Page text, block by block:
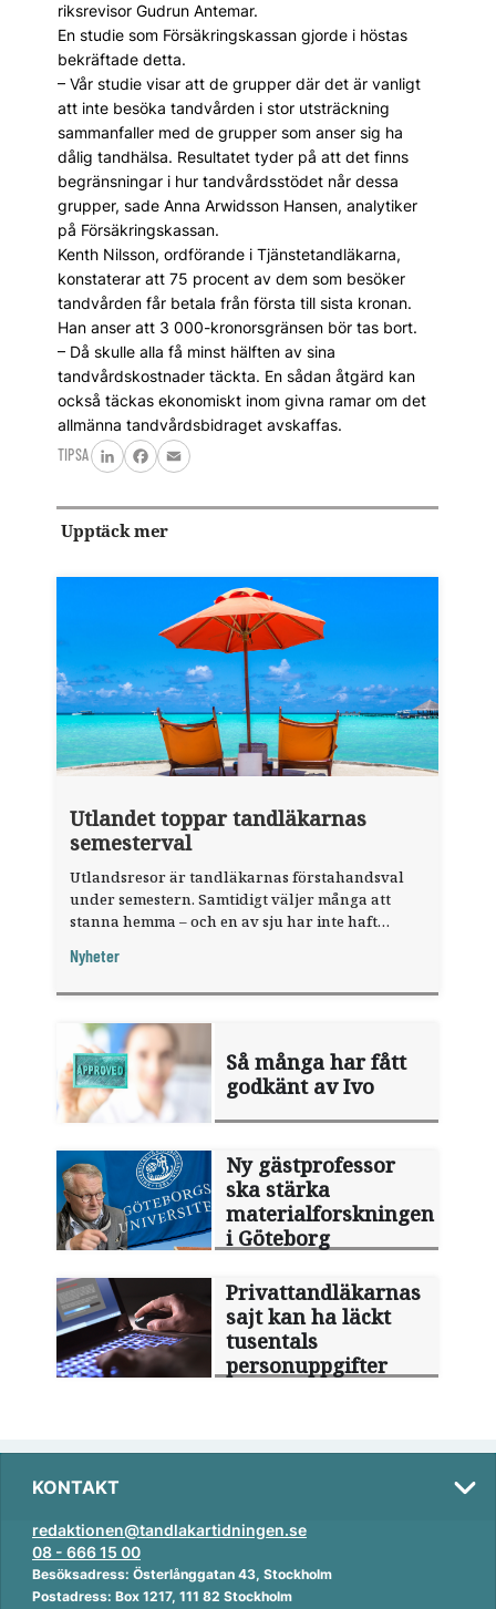
riksrevisor Gudrun Antemar.
En studie som Försäkringskassan gjorde i höstas
bekräftade detta.
– Vår studie visar att de grupper där det är vanligt
att inte besöka tandvården i stor utsträckning
sammanfaller med de grupper som anser sig ha
dålig tandhälsa. Resultatet tyder på att det finns
begränsningar i hur tandvårdsstödet når dessa
grupper, sade Anna Arwidsson Hansen, analytiker
på Försäkringskassan.
Kenth Nilsson, ordförande i Tjänstetandläkarna,
konstaterar att 75 procent av dem som besöker
tandvården får betala från första till sista kronan.
Han anser att 3 000-kronorsgränsen bör tas bort.
– Då skulle alla få minst hälften av sina
tandvårdskostnader täckta. En sådan åtgärd kan
också täckas ekonomiskt inom givna ramar om det
allmänna tandvårdsbidraget avskaffas.
TIPSA
LinkedInFacebook
Email
Upptäck mer
Utlandet toppar tandläkarnas
semesterval
Utlandsresor är tandläkarnas förstahandsval
under semestern. Samtidigt väljer många att
stanna hemma – och en av sju har inte haft
fråga".
Nyheter
Så många har fått
godkänt av Ivo
Ny gästprofessor
ska stärka
materialforskningen
i Göteborg
Privattandläkarnas
sajt kan ha läckt
tusentals
personuppgifter
KONTAKT
redaktionen@tandlakartidningen.se
08 - 666 15 00
Besöksadress: Österlånggatan 43, Stockholm
Postadress: Box 1217, 111 82 Stockholm